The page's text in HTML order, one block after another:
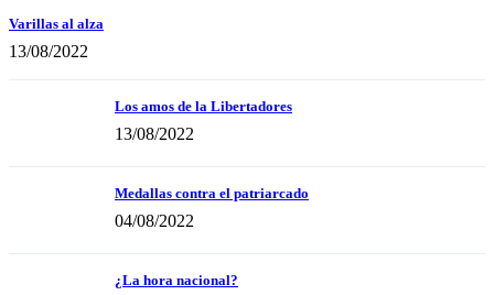
Varillas al alza
13/08/2022
Los amos de la Libertadores
13/08/2022
Medallas contra el patriarcado
04/08/2022
¿La hora nacional?